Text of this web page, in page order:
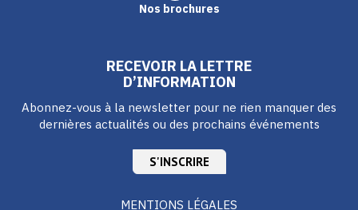
Nos brochures
RECEVOIR LA LETTRE
D’INFORMATION
Abonnez-vous à la newsletter pour ne rien manquer des
dernières actualités ou des prochains événements
S'INSCRIRE
MENTIONS LÉGALES